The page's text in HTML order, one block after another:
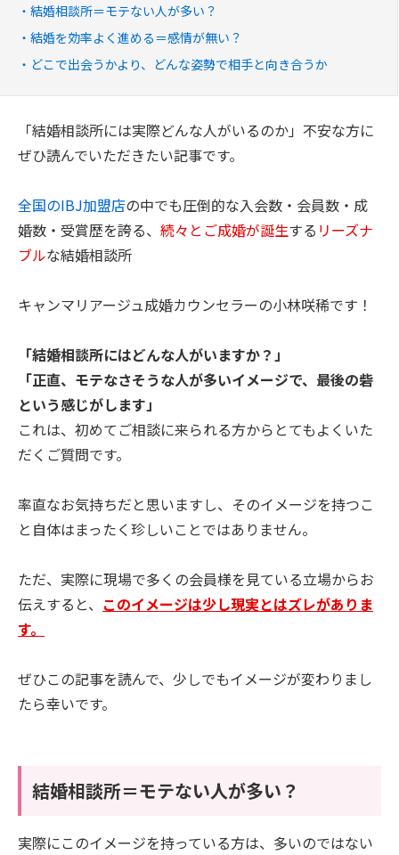
結婚相談所＝モテない人が多い？
結婚を効率よく進める＝感情が無い？
どこで出会うかより、どんな姿勢で相手と向き合うか
「結婚相談所には実際どんな人がいるのか」不安な方に
ぜひ読んでいただきたい記事です。
全国のIBJ加盟店の中でも圧倒的な入会数・会員数・成
婚数・受賞歴を誇る、 続々とご成婚が誕生する リーズナ
ブルな結婚相談所
キャンマリアージュ成婚カウンセラーの小林咲稀です！
「結婚相談所にはどんな人がいますか？」
「正直、モテなさそうな人が多いイメージで、最後の砦
という感じがします」
これは、初めてご相談に来られる方からとてもよくいた
だくご質問です。
率直なお気持ちだと思いますし、そのイメージを持つこ
と自体はまったく珍しいことではありません。
ただ、実際に現場で多くの会員様を見ている立場からお
伝えすると、 このイメージは少し現実とはズレがありま
す。
ぜひこの記事を読んで、少しでもイメージが変わりまし
たら幸いです。
結婚相談所＝モテない人が多い？
実際にこのイメージを持っている方は、多いのではない